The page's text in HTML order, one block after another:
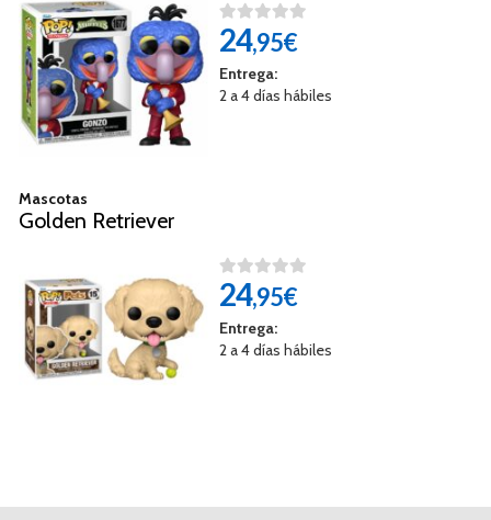
24,95€
Entrega:
2 a 4 días hábiles
Mascotas
Golden Retriever
24,95€
Entrega:
2 a 4 días hábiles